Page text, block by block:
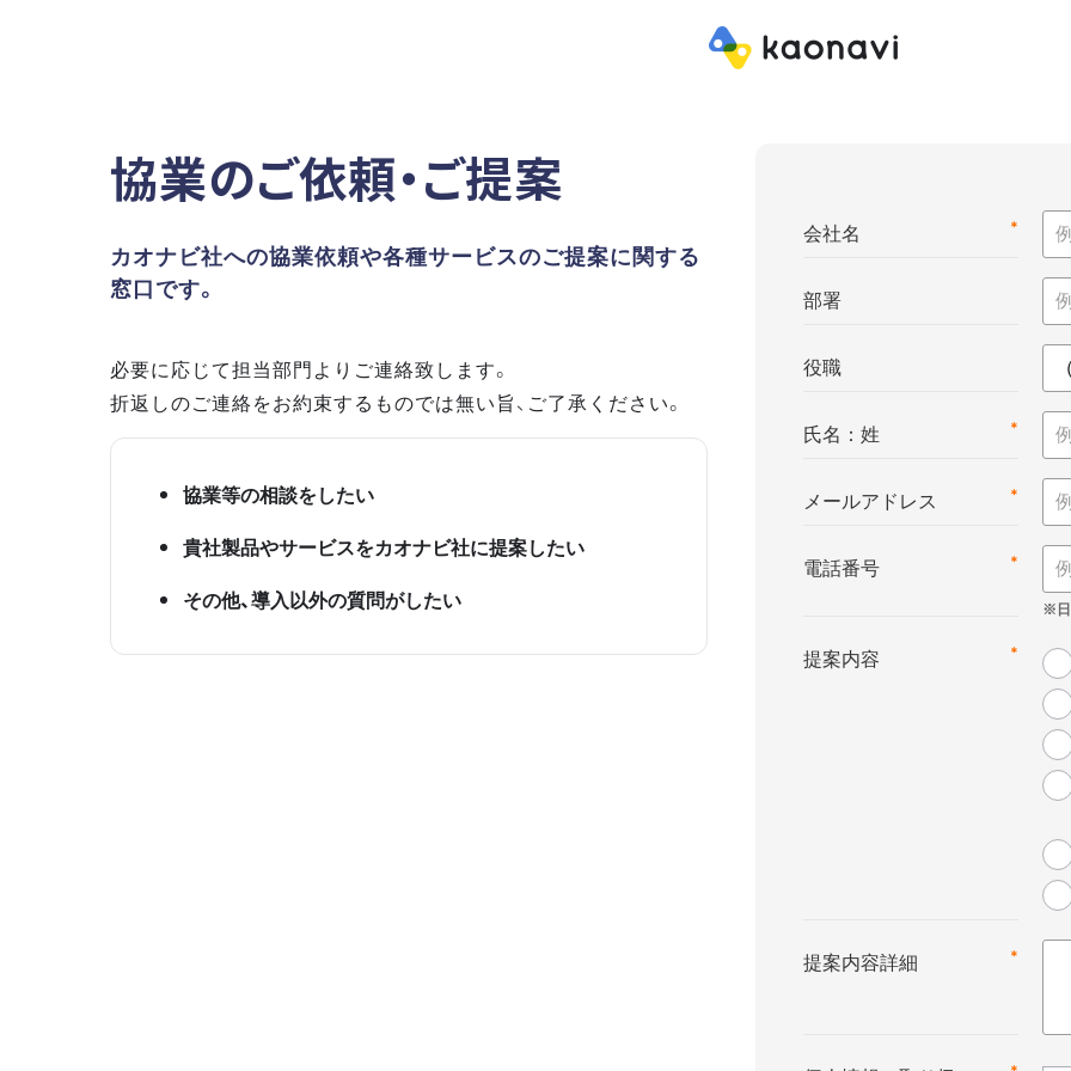
協業のご依頼・ご提案
カオナビ社への協業依頼や各種サービスのご提案に関する
窓口です。
必要に応じて担当部門よりご連絡致します。
折返しのご連絡をお約束するものでは無い旨、ご了承ください。
協業等の相談をしたい
貴社製品やサービスをカオナビ社に提案したい
その他、導入以外の質問がしたい
*
会社名
部署
役職
*
氏名：姓
*
メールアドレス
*
電話番号
*
提案内容
*
提案内容詳細